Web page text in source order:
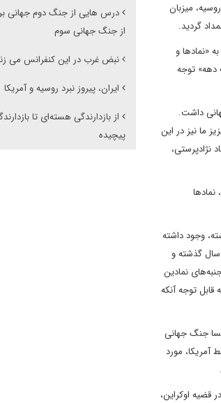
میزبان
گردید.
«نمادها و
دهه» توجه
کلمه، پهنایی جهانی داشت.
ما نیز در این
وجود داشته
گذشته و
نمادین
توجه آنکه
جنگ جهانی
آمریکا، مورد
قضیه اوکراین،
درس هایی از جنگ دوم جهانی
از جنگ جهانی سوم
نبض غرب در این کنفرانس می
ایران، پیروز نبرد روسیه و آمریکا
از بازدارندگی هسته‌ای تا
پیچیده